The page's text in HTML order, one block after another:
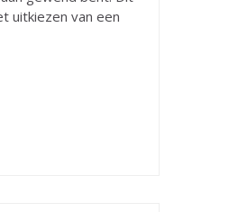
uitkiezen van een